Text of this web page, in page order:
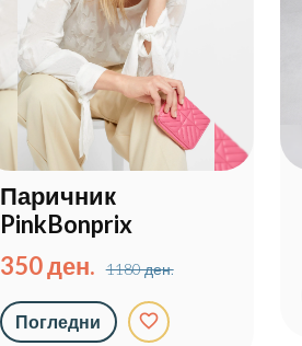
Паричник
PinkBonprix
350 ден.
1180 ден.
Погледни favorite_border